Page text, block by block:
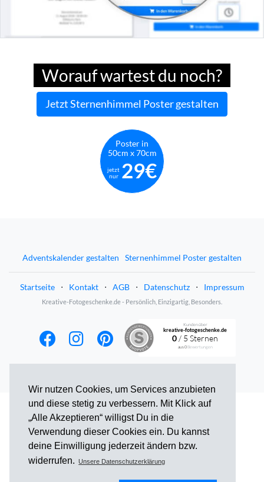
Wir nutzen Cookies, um Services anzubieten
und diese stetig zu verbessern. Mit Klick auf
„Alle Akzeptieren“ willigst Du in die
Verwendung dieser Cookies ein. Du kannst
deine Einwilligung jederzeit ändern bzw.
widerrufen.
Unsere Datenschutzerklärung
Worauf wartest du noch?
Jetzt Sternenhimmel Poster gestalten
Poster in
50cm x 70cm
jetzt
nur 29€
Adventskalender gestalten Sternenhimmel Poster gestalten
Startseite ⋅ Kontakt ⋅ AGB ⋅ Datenschutz ⋅ Impressum
Kreative-Fotogeschenke.de - Persönlich, Einzigartig, Besonders.
Kunden über
kreative-fotogeschenke.de
0 / 5 Sternen
aus0Bewertungen